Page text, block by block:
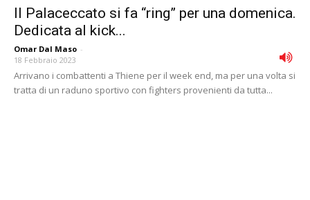
Il Palaceccato si fa “ring” per una domenica.
Dedicata al kick...
Omar Dal Maso -
18 Febbraio 2023
Arrivano i combattenti a Thiene per il week end, ma per una volta si
tratta di un raduno sportivo con fighters provenienti da tutta...